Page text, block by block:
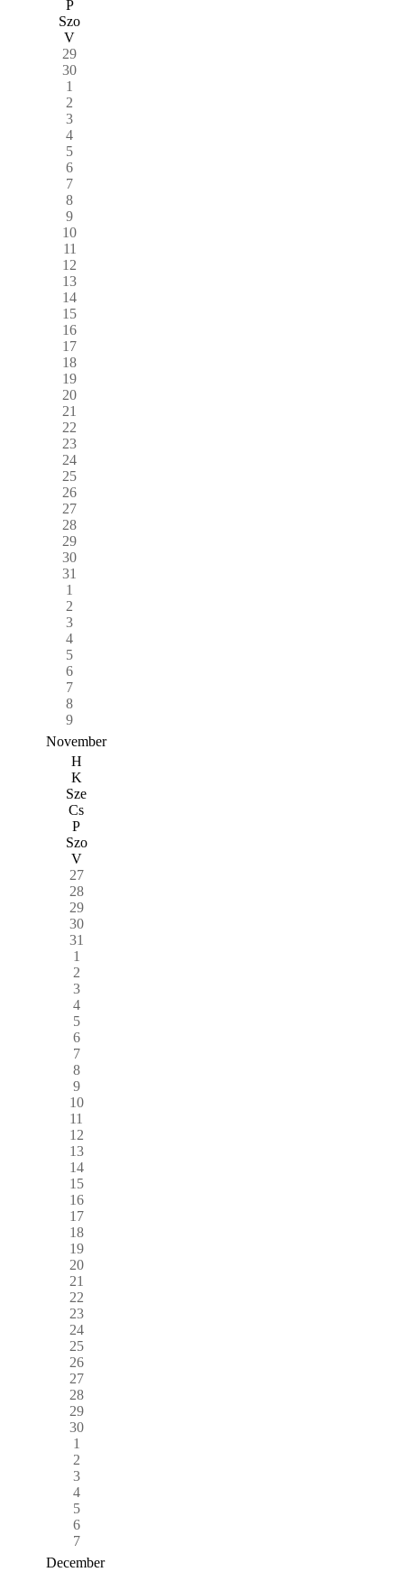
P
Szo
V
29
30
1
2
3
4
5
6
7
8
9
10
11
12
13
14
15
16
17
18
19
20
21
22
23
24
25
26
27
28
29
30
31
1
2
3
4
5
6
7
8
9
November
H
K
Sze
Cs
P
Szo
V
27
28
29
30
31
1
2
3
4
5
6
7
8
9
10
11
12
13
14
15
16
17
18
19
20
21
22
23
24
25
26
27
28
29
30
1
2
3
4
5
6
7
December